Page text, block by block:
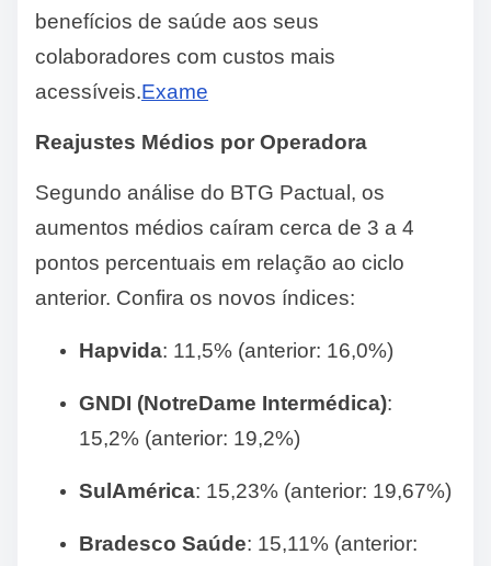
benefícios de saúde aos seus
colaboradores com custos mais
acessíveis.Exame
Reajustes Médios por Operadora
Segundo análise do BTG Pactual, os
aumentos médios caíram cerca de 3 a 4
pontos percentuais em relação ao ciclo
anterior. Confira os novos índices:
Hapvida: 11,5% (anterior: 16,0%)
GNDI (NotreDame Intermédica):
15,2% (anterior: 19,2%)
SulAmérica: 15,23% (anterior: 19,67%)
Bradesco Saúde: 15,11% (anterior: